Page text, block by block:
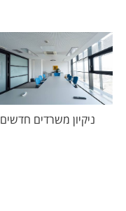
ניקיון משרדים חדשים